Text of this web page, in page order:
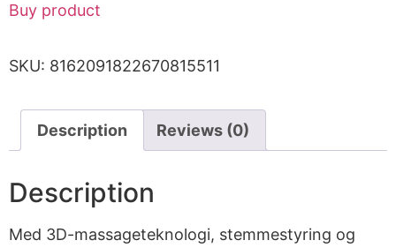
Buy product
SKU: 8162091822670815511
Description Reviews (0)
Description
Med 3D-massageteknologi, stemmestyring og